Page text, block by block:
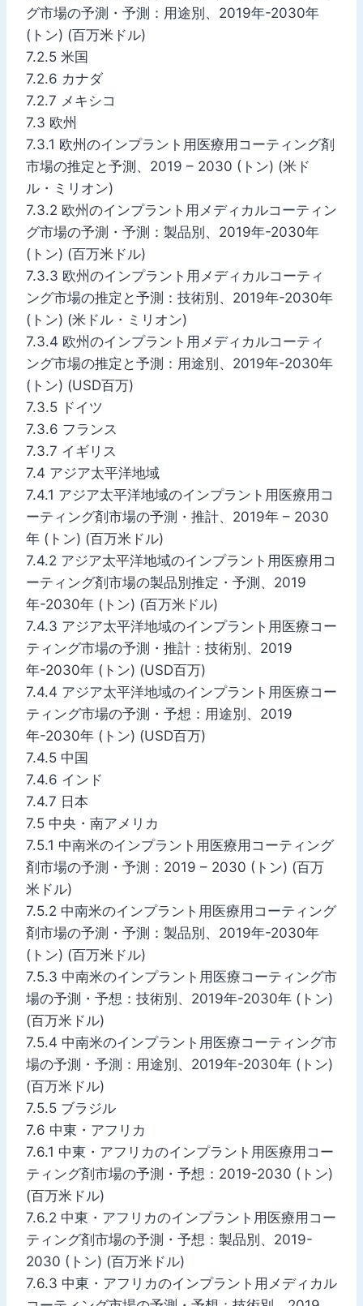
グ市場の予測・予測：用途別、2019年-2030年
(トン) (百万米ドル)
7.2.5 米国
7.2.6 カナダ
7.2.7 メキシコ
7.3 欧州
7.3.1 欧州のインプラント用医療用コーティング剤
市場の推定と予測、2019 – 2030 (トン) (米ド
ル・ミリオン)
7.3.2 欧州のインプラント用メディカルコーティン
グ市場の予測・予測：製品別、2019年-2030年
(トン) (百万米ドル)
7.3.3 欧州のインプラント用メディカルコーティ
ング市場の推定と予測：技術別、2019年-2030年
(トン) (米ドル・ミリオン)
7.3.4 欧州のインプラント用メディカルコーティ
ング市場の推定と予測：用途別、2019年-2030年
(トン) (USD百万)
7.3.5 ドイツ
7.3.6 フランス
7.3.7 イギリス
7.4 アジア太平洋地域
7.4.1 アジア太平洋地域のインプラント用医療用コ
ーティング剤市場の予測・推計、2019年 – 2030
年 (トン) (百万米ドル)
7.4.2 アジア太平洋地域のインプラント用医療用コ
ーティング剤市場の製品別推定・予測、2019
年-2030年 (トン) (百万米ドル)
7.4.3 アジア太平洋地域のインプラント用医療コー
ティング市場の予測・推計：技術別、2019
年-2030年 (トン) (USD百万)
7.4.4 アジア太平洋地域のインプラント用医療コー
ティング市場の予測・予想：用途別、2019
年-2030年 (トン) (USD百万)
7.4.5 中国
7.4.6 インド
7.4.7 日本
7.5 中央・南アメリカ
7.5.1 中南米のインプラント用医療用コーティング
剤市場の予測・予測：2019 – 2030 (トン) (百万
米ドル)
7.5.2 中南米のインプラント用医療用コーティング
剤市場の予測・予測：製品別、2019年-2030年
(トン) (百万米ドル)
7.5.3 中南米のインプラント用医療コーティング市
場の予測・予想：技術別、2019年-2030年 (トン)
(百万米ドル)
7.5.4 中南米のインプラント用医療コーティング市
場の予測・予測：用途別、2019年-2030年 (トン)
(百万米ドル)
7.5.5 ブラジル
7.6 中東・アフリカ
7.6.1 中東・アフリカのインプラント用医療用コー
ティング剤市場の予測・予想：2019-2030 (トン)
(百万米ドル)
7.6.2 中東・アフリカのインプラント用医療用コー
ティング剤市場の予測・予想：製品別、2019-
2030 (トン) (百万米ドル)
7.6.3 中東・アフリカのインプラント用メディカル